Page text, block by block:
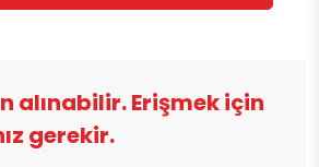
alınabilir. Erişmek için
gerekir.